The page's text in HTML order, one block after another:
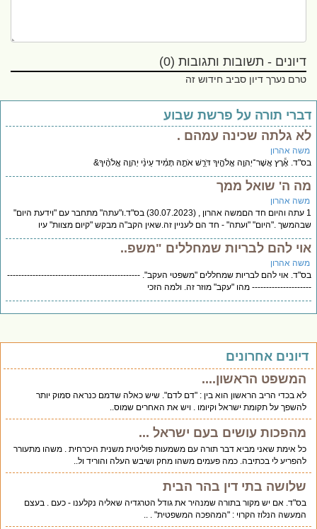
דיונים - תשובות ותגובות (0)
טרם נערך דיון סביב חידוש זה
תורה על פרשת שבוע
גלתה שכינה עמהם .
אהרון
אֶ֕רֶץ אֲשֶׁר־יְהוָ֥ה אֱלֹהֶ֖יךָ דֹּרֵ֣שׁ אֹתָ֑הּ תָּמִ֗יד עֵינֵ֨י יְהוָ֤ה אֱלֹהֶ֨יךָ&
ה' שואל ממך
אהרון
1 עתה והיום חד הםמשה אהרון , (30.07.2023) בס"ד.ו"עתה" מתחבר עם "וידעת היום"
."היום" "ועתה" - חד הם לעניין זה.שאין הקב"ה מבקש "קיום מצוות" עיו
להם לבריות שמחללים "משפ..
אהרון
אוי להם לבריות שמחללים "משפטי העקב". -----------------------------------------------
מהו "עקב" מוזר זה. ולמה הזכי
אחרונים
המשפט הראשון....
לא בכדי הריב הראשון הוא בין : "דם לדם". שיש כאלה שדמם כנראה סמוק יותר
להשפך על תקומת ישראל וקיומו . ויש את האחרים שמוס..
מהפכות עושים בעם ישראל ...
כל אימת שאני מביא דבר תורה עם משמעות פוליטית משנית היכרחית . משהו מתעורר
להפריע לי בכתיבה. כמה פעמים משהו מחק ושיבש העלה והוריד ול..
שלושה בתי דין בהר הבית
בס"ד. אם יש מקור בתורה שמנהיר את גודל הטרגדיה שאליה נקלענו - כעם . בעצם
המעשה הנלוז הקרוי : "המהפכה המשפטית" . ..